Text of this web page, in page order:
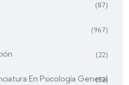
(87)
(967)
(22)
En Psicología General
(52)